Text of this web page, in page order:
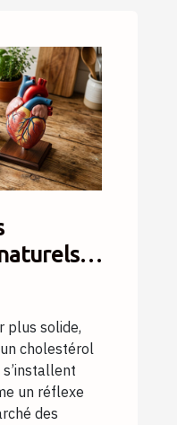
:
pour
solide,
cholestérol
un réflexe
des